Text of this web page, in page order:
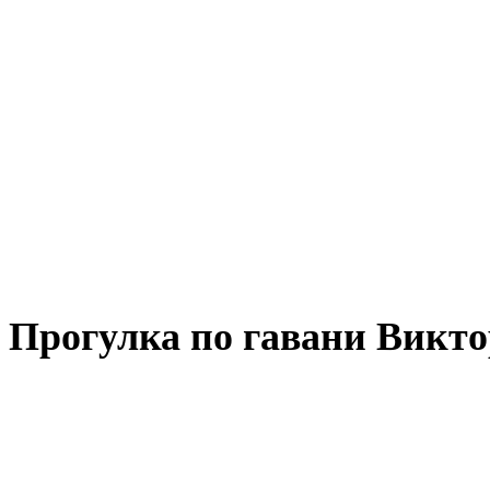
Прогулка по гавани